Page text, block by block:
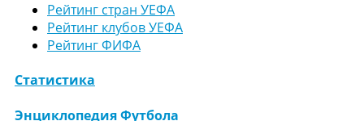
Рейтинг стран УЕФА
Рейтинг клубов УЕФА
Рейтинг ФИФА
Статистика
Энциклопедия Футбола